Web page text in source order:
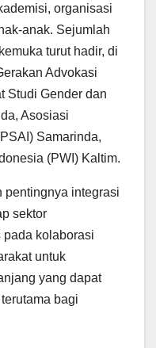
organisasi
anak. Sejumlah
turut hadir, di
Advokasi
Studi Gender dan
Asosiasi
Samarinda,
(PWI) Kaltim.
pentingnya integrasi
sektor
pada kolaborasi
untuk
yang dapat
bagi